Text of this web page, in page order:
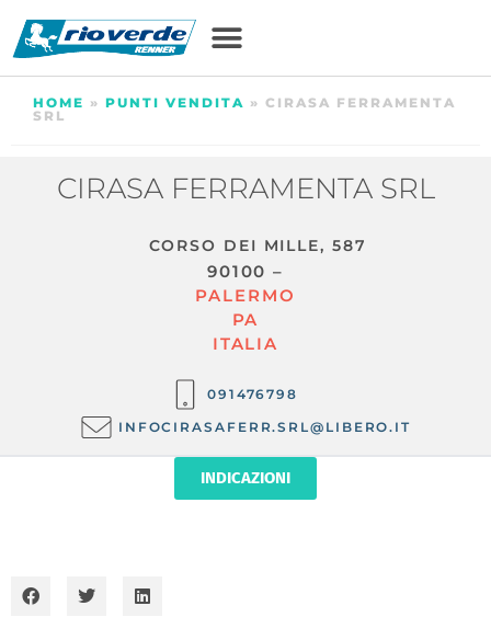
HOME » PUNTI VENDITA » CIRASA FERRAMENTA
SRL
CIRASA FERRAMENTA SRL
CORSO DEI MILLE, 587
90100 –
PALERMO
PA
ITALIA
091476798
INFOCIRASAFERR.SRL@LIBERO.IT
INDICAZIONI